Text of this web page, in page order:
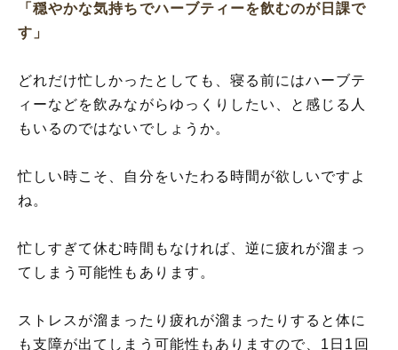
「穏やかな気持ちでハーブティーを飲むのが日課で
す」
どれだけ忙しかったとしても、寝る前にはハーブテ
ィーなどを飲みながらゆっくりしたい、と感じる人
もいるのではないでしょうか。
忙しい時こそ、自分をいたわる時間が欲しいですよ
ね。
忙しすぎて休む時間もなければ、逆に疲れが溜まっ
てしまう可能性もあります。
ストレスが溜まったり疲れが溜まったりすると体に
も支障が出てしまう可能性もありますので、1日1回